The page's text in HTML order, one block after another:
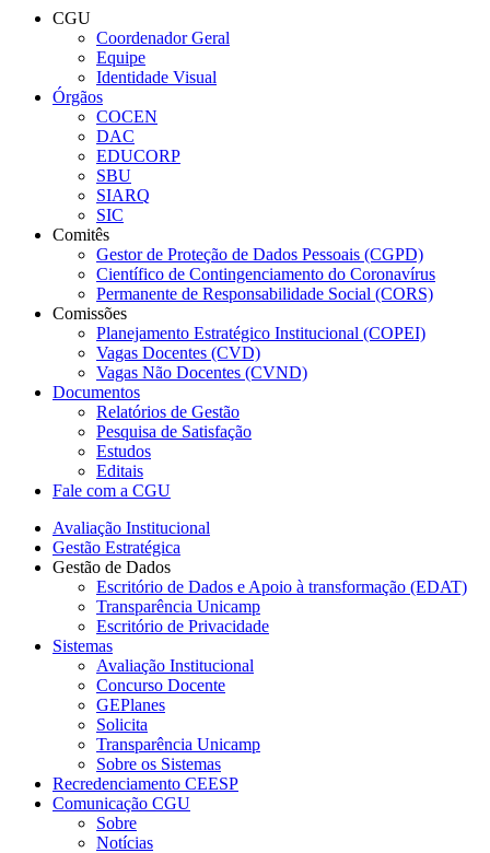
CGU
Coordenador Geral
Equipe
Identidade Visual
Órgãos
COCEN
DAC
EDUCORP
SBU
SIARQ
SIC
Comitês
Gestor de Proteção de Dados Pessoais (CGPD)
Científico de Contingenciamento do Coronavírus
Permanente de Responsabilidade Social (CORS)
Comissões
Planejamento Estratégico Institucional (COPEI)
Vagas Docentes (CVD)
Vagas Não Docentes (CVND)
Documentos
Relatórios de Gestão
Pesquisa de Satisfação
Estudos
Editais
Fale com a CGU
Avaliação Institucional
Gestão Estratégica
Gestão de Dados
Escritório de Dados e Apoio à transformação (EDAT)
Transparência Unicamp
Escritório de Privacidade
Sistemas
Avaliação Institucional
Concurso Docente
GEPlanes
Solicita
Transparência Unicamp
Sobre os Sistemas
Recredenciamento CEESP
Comunicação CGU
Sobre
Notícias